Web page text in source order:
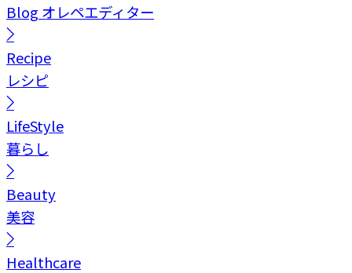
Blog オレペエディター
Recipe
レシピ
LifeStyle
暮らし
Beauty
美容
Healthcare